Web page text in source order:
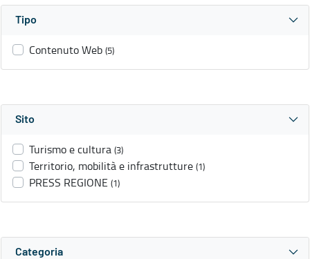
Tipo
Contenuto Web (5)
Sito
Turismo e cultura (3)
Territorio, mobilità e infrastrutture (1)
PRESS REGIONE (1)
Categoria